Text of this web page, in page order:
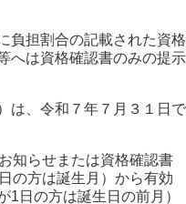
負担割合の記載された資格
へは資格確認書のみの提示
は、令和７年７月３１日で
知らせまたは資格確認書
の方は誕生月）から有効
1日の方は誕生日の前月）